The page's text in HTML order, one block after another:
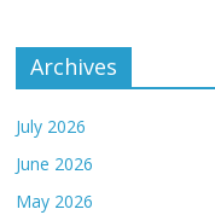
Archives
July 2026
June 2026
May 2026